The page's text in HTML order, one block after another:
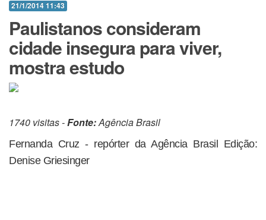
21/1/2014 11:43
Paulistanos consideram
cidade insegura para viver,
mostra estudo
1740 visitas -Fonte:Agência Brasil
Fernanda Cruz - repórter da Agência Brasil Edição:
Denise Griesinger